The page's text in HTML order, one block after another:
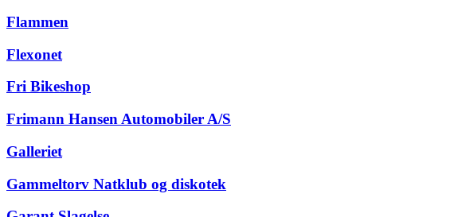
Flammen
Flexonet
Fri Bikeshop
Frimann Hansen Automobiler A/S
Galleriet
Gammeltorv Natklub og diskotek